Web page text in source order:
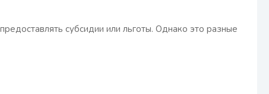
субсидии или льготы. Однако это разные